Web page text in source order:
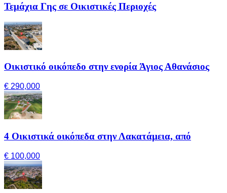
Τεμάχια Γης σε Οικιστικές Περιοχές
Οικιστικό οικόπεδο στην ενορία Άγιος Αθανάσιος
€ 290,000
4 Οικιστικά οικόπεδα στην Λακατάμεια, από
€ 100,000